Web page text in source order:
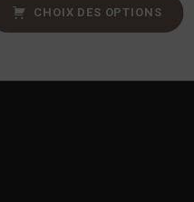
CHOIX DES OPTIONS